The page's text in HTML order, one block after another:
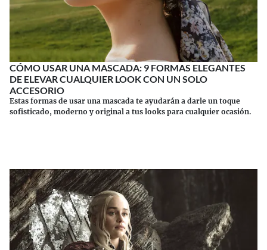
CÓMO USAR UNA MASCADA: 9 FORMAS ELEGANTES
DE ELEVAR CUALQUIER LOOK CON UN SOLO
ACCESORIO
Estas formas de usar una mascada te ayudarán a darle un toque
sofisticado, moderno y original a tus looks para cualquier ocasión.